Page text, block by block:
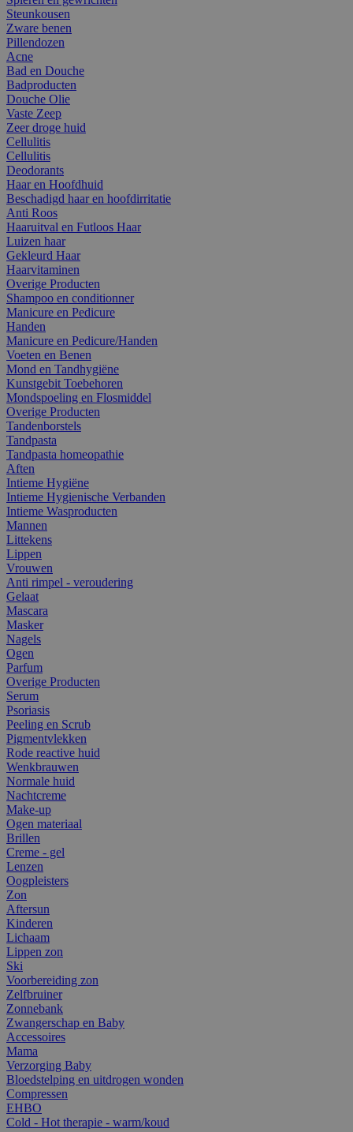
Steunkousen
Zware benen
Pillendozen
Acne
Bad en Douche
Badproducten
Douche Olie
Vaste Zeep
Zeer droge huid
Cellulitis
Cellulitis
Deodorants
Haar en Hoofdhuid
Beschadigd haar en hoofdirritatie
Anti Roos
Haaruitval en Futloos Haar
Luizen haar
Gekleurd Haar
Haarvitaminen
Overige Producten
Shampoo en conditionner
Manicure en Pedicure
Handen
Manicure en Pedicure/Handen
Voeten en Benen
Mond en Tandhygiëne
Kunstgebit Toebehoren
Mondspoeling en Flosmiddel
Overige Producten
Tandenborstels
Tandpasta
Tandpasta homeopathie
Aften
Intieme Hygiëne
Intieme Hygienische Verbanden
Intieme Wasproducten
Mannen
Littekens
Lippen
Vrouwen
Anti rimpel - veroudering
Gelaat
Mascara
Masker
Nagels
Ogen
Parfum
Overige Producten
Serum
Psoriasis
Peeling en Scrub
Pigmentvlekken
Rode reactive huid
Wenkbrauwen
Normale huid
Nachtcreme
Make-up
Ogen materiaal
Brillen
Creme - gel
Lenzen
Oogpleisters
Zon
Aftersun
Kinderen
Lichaam
Lippen zon
Ski
Voorbereiding zon
Zelfbruiner
Zonnebank
Zwangerschap en Baby
Accessoires
Mama
Verzorging Baby
Bloedstelping en uitdrogen wonden
Compressen
EHBO
Cold - Hot therapie - warm/koud